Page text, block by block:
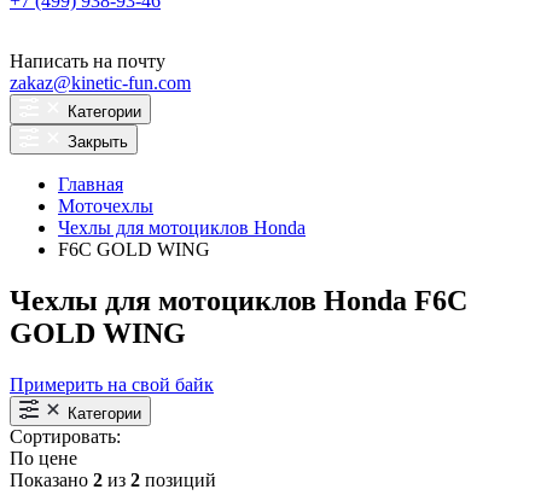
Написать на почту
zakaz@kinetic-fun.com
Категории
Закрыть
Главная
Моточехлы
Чехлы для мотоциклов Honda
F6C GOLD WING
Чехлы для мотоциклов Honda F6C
GOLD WING
Примерить на свой байк
Категории
Сортировать:
По цене
Показано 2 из 2 позиций